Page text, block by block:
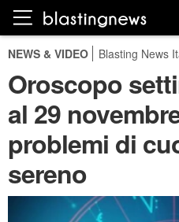
NEWS & VIDEO Blasting News
Oroscopo
al 29
problemi di
sereno